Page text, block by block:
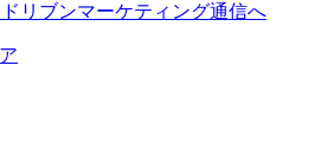
リブンマーケティング通信へ